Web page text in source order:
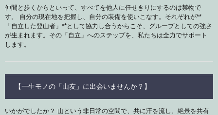
仲間と歩くからといって、すべてを他人に任せきりにするのは禁物で
す。 自分の現在地を把握し、自分の装備を使いこなす。それぞれが**
「自立した登山者」**として協力し合うからこそ、グループとしての強さ
が生まれます。その「自立」へのステップを、私たちは全力でサポート
します。
【一生モノの「山友」に出会いませんか？】
いかがでしたか？ 山という非日常の空間で、共に汗を流し、絶景を共有